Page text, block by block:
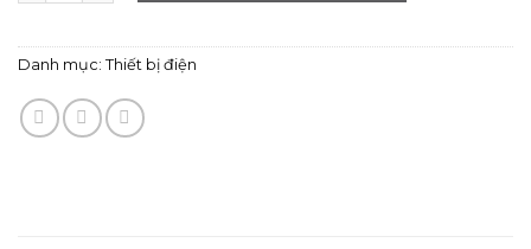
Danh mục: Thiết bị điện